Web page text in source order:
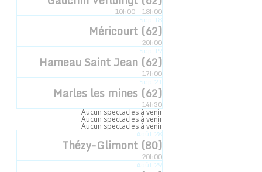
10h00 - 18h00
Sep18
Méricourt (62)
20h00
Sep19
Hameau Saint Jean (62)
17h00
Sep21
Marles les mines (62)
14h30
Aucun spectacles à venir
Aucun spectacles à venir
Aucun spectacles à venir
Août28
Thézy-Glimont (80)
20h00
Août29
»Néant-sur-Yvel (56)
« Tous les Évènements
Néant-sur-Yvel (56)
20 novembre -14h00